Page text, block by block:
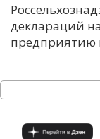
деклараций
предприятию